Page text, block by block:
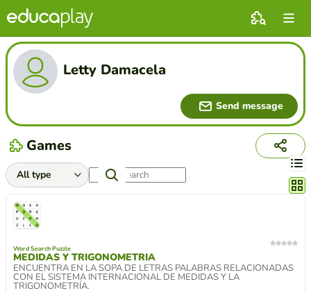
Letty Damacela
Send message
Games
Word Search Puzzle
MEDIDAS Y TRIGONOMETRIA
ENCUENTRA EN LA SOPA DE LETRAS PALABRAS RELACIONADAS
CON EL SISTEMA INTERNACIONAL DE MEDIDAS Y LA
TRIGONOMETRÍA.